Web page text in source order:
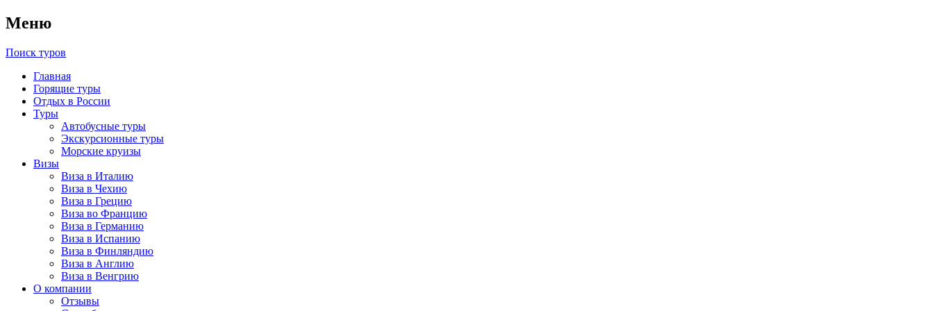
Меню
Поиск туров
Главная
Горящие туры
Отдых в России
Туры
Автобусные туры
Экскурсионные туры
Морские круизы
Визы
Виза в Италию
Виза в Чехию
Виза в Грецию
Виза во Францию
Виза в Германию
Виза в Испанию
Виза в Финляндию
Виза в Англию
Виза в Венгрию
О компании
Отзывы